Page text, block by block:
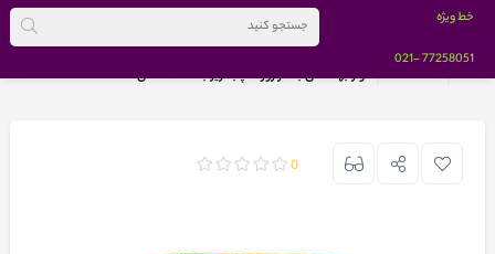
خط ویژه
77258051
-021
خانه
BRANDS نوار بهداشتی بالدار روزانه پنبه ریز بسته 10 عددی
0